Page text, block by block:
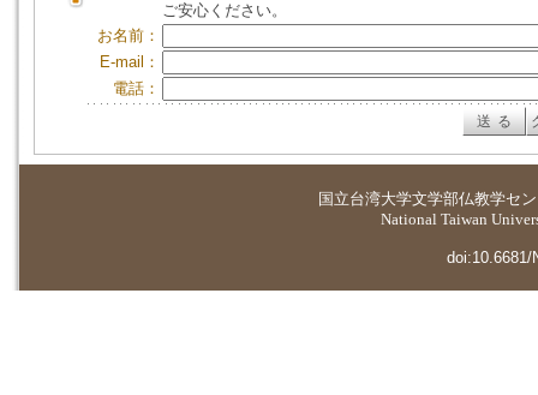
ご安心ください。
お名前：
E-mail：
電話：
国立台湾大学文学部仏教学セ
National Taiwan
doi:10.6681/